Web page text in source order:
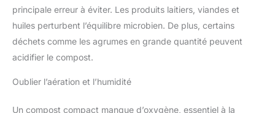
principale erreur à éviter. Les produits laitiers, viandes et
huiles perturbent l’équilibre microbien. De plus, certains
déchets comme les agrumes en grande quantité peuvent
acidifier le compost.
Oublier l’aération et l’humidité
Un compost compact manque d’oxygène, essentiel à la